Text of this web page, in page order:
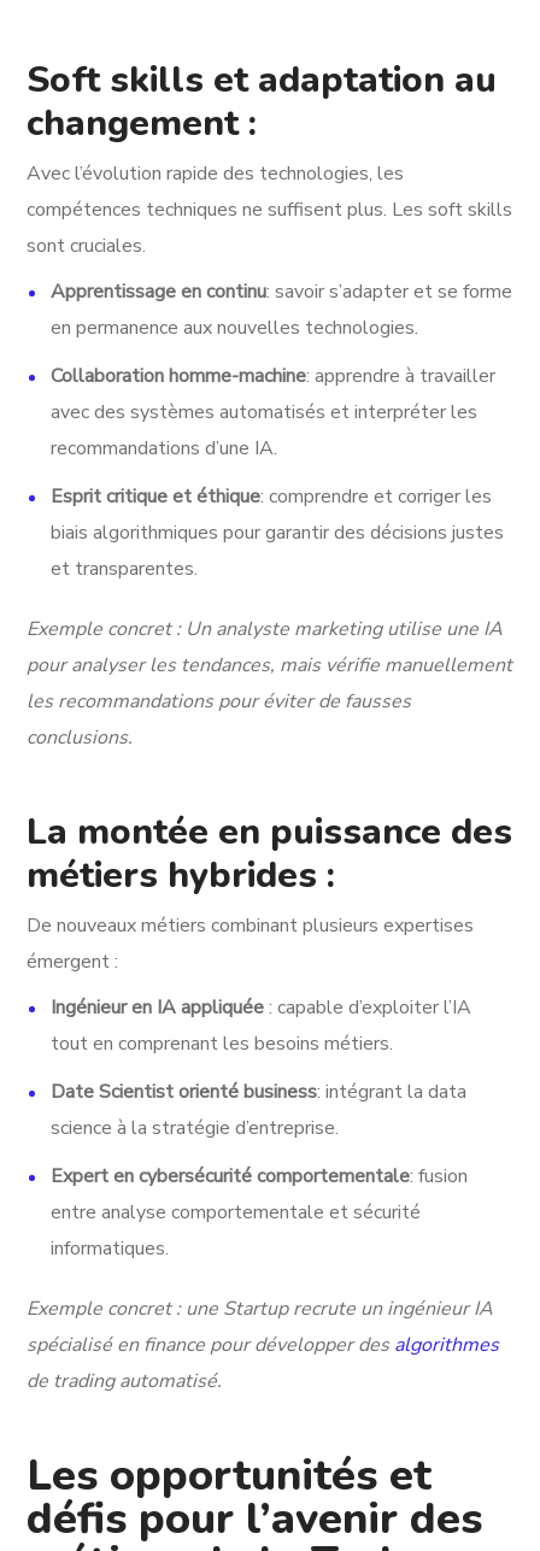
Soft skills et adaptation au
changement :
Avec l’évolution rapide des technologies, les
compétences techniques ne suffisent plus. Les soft skills
sont cruciales.
Apprentissage en continu: savoir s’adapter et se forme
en permanence aux nouvelles technologies.
Collaboration homme-machine: apprendre à travailler
avec des systèmes automatisés et interpréter les
recommandations d’une IA.
Esprit critique et éthique: comprendre et corriger les
biais algorithmiques pour garantir des décisions justes
et transparentes.
Exemple concret : Un analyste marketing utilise une IA
pour analyser les tendances, mais vérifie manuellement
les recommandations pour éviter de fausses
conclusions.
La montée en puissance des
métiers hybrides :
De nouveaux métiers combinant plusieurs expertises
émergent :
Ingénieur en IA appliquée: capable d’exploiter l’IA
tout en comprenant les besoins métiers.
Date Scientist orienté business: intégrant la data
science à la stratégie d’entreprise.
Expert en cybersécurité comportementale: fusion
entre analyse comportementale et sécurité
informatiques.
Exemple concret : une Startup recrute un ingénieur IA
spécialisé en finance pour développer desalgorithmes
de trading automatisé.
Les opportunités et
défis pour l’avenir des